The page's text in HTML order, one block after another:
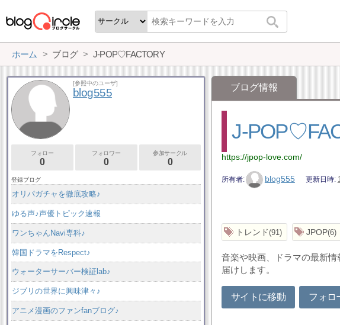
ホーム ブログ J-POP♡FACTORY
ブログ情報
J-
https://jpop-love.com/
所有者 blog555 更新日時
トレンド 91 JPOP 6
音楽や映画、ドラマの最新
届けします。
サイトに移動 フォロ
[参照中のユーザ]
blog555
フォロー
0
フォロワー
0
参加サークル
0
登録ブログ
オリパガチャを徹底攻略♪
ゆる声♪声優トピック速報
ワンちゃんNavi専科♪
韓国ドラマをRespect♪
ウォーターサーバー検証lab♪
ジブリの世界に興味津々♪
アニメ漫画のファンfanブログ♪